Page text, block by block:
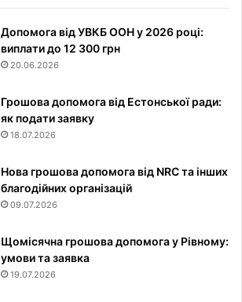
Допомога від УВКБ ООН у 2026 році:
виплати до 12 300 грн
20.06.2026
Грошова допомога від Естонської ради:
як подати заявку
18.07.2026
Нова грошова допомога від NRC та інших
благодійних організацій
09.07.2026
Щомісячна грошова допомога у Рівному:
умови та заявка
19.07.2026